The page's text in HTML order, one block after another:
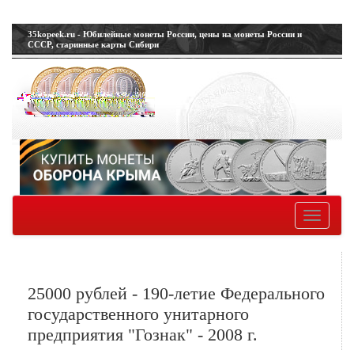
35kopeek.ru - Юбилейные монеты России, цены на монеты России и
СССР, старинные карты Сибири
Toggle
25000 рублей - 190-летие Федерального
государственного унитарного
предприятия "Гознак" - 2008 г.